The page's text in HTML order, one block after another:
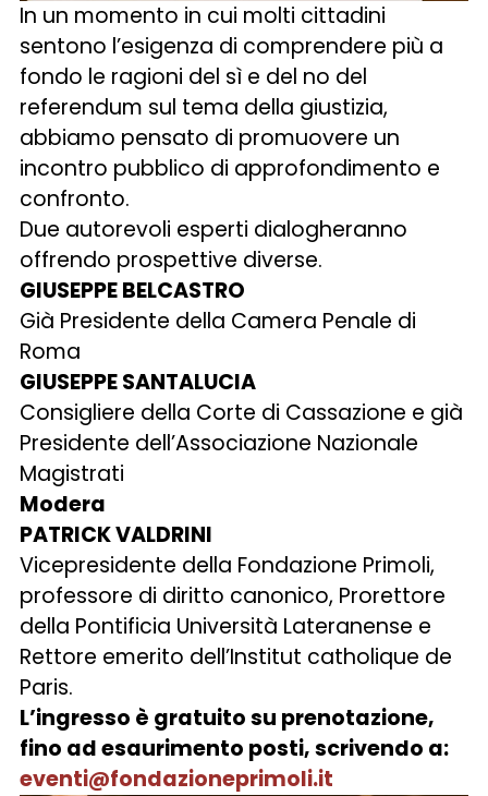
In un momento in cui molti cittadini
sentono l’esigenza di comprendere più a
fondo le ragioni del sì e del no del
referendum sul tema della giustizia,
abbiamo pensato di promuovere un
incontro pubblico di approfondimento e
confronto.
Due autorevoli esperti dialogheranno
offrendo prospettive diverse.
GIUSEPPE BELCASTRO
Già Presidente della Camera Penale di
Roma
GIUSEPPE SANTALUCIA
Consigliere della Corte di Cassazione e già
Presidente dell’Associazione Nazionale
Magistrati
Modera
PATRICK VALDRINI
Vicepresidente della Fondazione Primoli,
professore di diritto canonico, Prorettore
della Pontificia Università Lateranense e
Rettore emerito dell’Institut catholique de
Paris.
L’ingresso è gratuito su prenotazione,
fino ad esaurimento posti, scrivendo a:
eventi@fondazioneprimoli.it